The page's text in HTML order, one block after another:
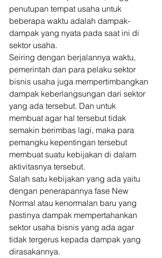
penutupan tempat usaha untuk
beberapa waktu adalah dampak-
dampak yang nyata pada saat ini di
sektor usaha.
Seiring dengan berjalannya waktu,
pemerintah dan para pelaku sektor
bisnis usaha juga mempertimbangkan
dampak keberlangsungan dari sektor
yang ada tersebut. Dan untuk
membuat agar hal tersebut tidak
semakin berimbas lagi, maka para
pemangku kepentingan tersebut
membuat suatu kebijakan di dalam
aktivitasnya tersebut.
Salah satu kebijakan yang ada yaitu
dengan penerapannya fase New
Normal atau kenormalan baru yang
pastinya dampak mempertahankan
sektor usaha bisnis yang ada agar
tidak tergerus kepada dampak yang
dirasakannya.